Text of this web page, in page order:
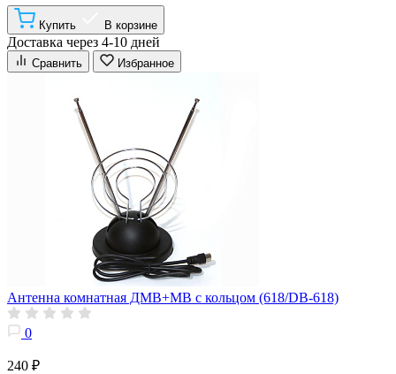
Купить В корзине
Доставка через 4-10 дней
Сравнить Избранное
Антенна комнатная ДМВ+МВ с кольцом (618/DB-618)
0
240 ₽